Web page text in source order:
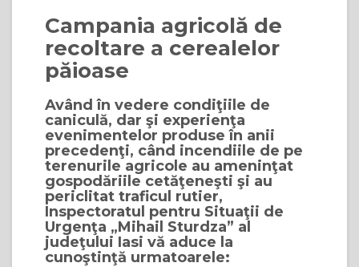
Campania agricolă de
recoltare a cerealelor
păioase
Având în vedere condiţiile de
caniculă, dar şi experienţa
evenimentelor produse în anii
precedenţi, când incendiile de pe
terenurile agricole au ameninţat
gospodăriile cetăţeneşti şi au
periclitat traficul rutier,
Inspectoratul pentru Situaţii de
Urgenţa „Mihail Sturdza” al
judeţului Iasi vă aduce la
cunoştinţă urmatoarele: